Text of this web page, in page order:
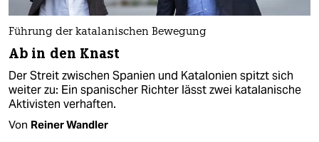
Führung der katalanischen Bewegung
Ab in den Knast
Der Streit zwischen Spanien und Katalonien spitzt sich
weiter zu: Ein spanischer Richter lässt zwei katalanische
Aktivisten verhaften.
Von Reiner Wandler